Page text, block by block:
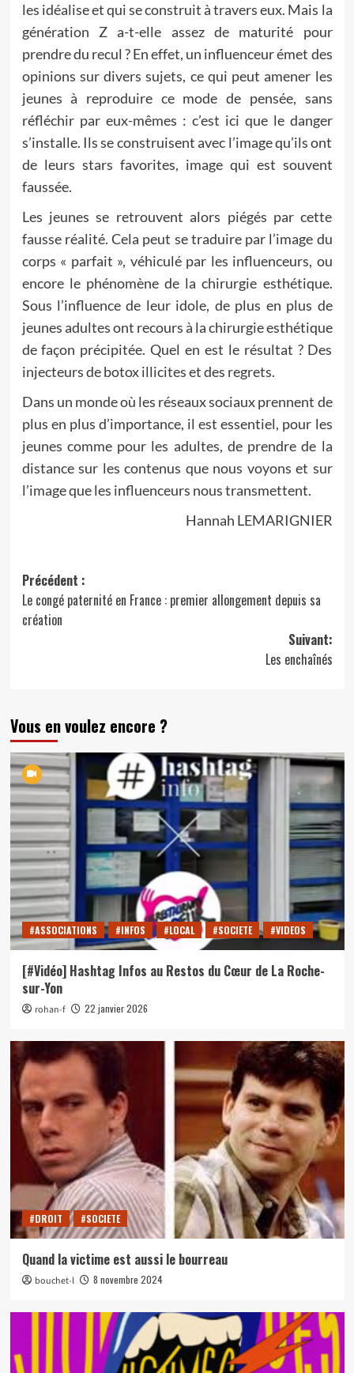
les idéalise et qui se construit à travers eux. Mais la
génération Z a-t-elle assez de maturité pour
prendre du recul ? En effet, un influenceur émet des
opinions sur divers sujets, ce qui peut amener les
jeunes à reproduire ce mode de pensée, sans
réfléchir par eux-mêmes : c’est ici que le danger
s’installe. Ils se construisent avec l’image qu’ils ont
de leurs stars favorites, image qui est souvent
faussée.
Les jeunes se retrouvent alors piégés par cette
fausse réalité. Cela peut se traduire par l’image du
corps « parfait », véhiculé par les influenceurs, ou
encore le phénomène de la chirurgie esthétique.
Sous l’influence de leur idole, de plus en plus de
jeunes adultes ont recours à la chirurgie esthétique
de façon précipitée. Quel en est le résultat ? Des
injecteurs de botox illicites et des regrets.
Dans un monde où les réseaux sociaux prennent de
plus en plus d’importance, il est essentiel, pour les
jeunes comme pour les adultes, de prendre de la
distance sur les contenus que nous voyons et sur
l’image que les influenceurs nous transmettent.
Hannah LEMARIGNIER
Navigation
d’article
Précédent :
Le congé paternité en France : premier allongement depuis sa
création
Suivant:
Les enchaînés
Vous en voulez encore ?
#ASSOCIATIONS #INFOS #LOCAL #SOCIETE #VIDEOS
[#Vidéo] Hashtag Infos au Restos du Cœur de La Roche-
sur-Yon
rohan-f 22 janvier 2026
#DROIT #SOCIETE
Quand la victime est aussi le bourreau
bouchet-l 8 novembre 2024